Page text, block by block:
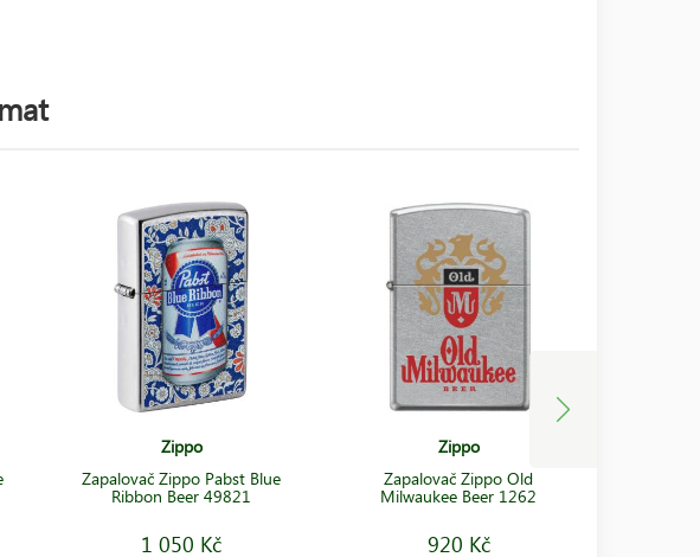
Zippo
Zapalovač Zippo Pabst Blue
Ribbon Beer 49821
1 050 Kč
Zippo
Zapalovač Zippo Old
Milwaukee Beer 1262
920 Kč